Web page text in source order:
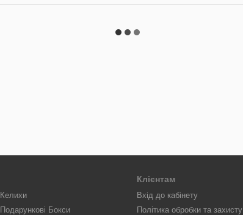
Келихи
Подарункові Бокси
Клієнтам
Вхід до кабінету
Політика обробки та захисту